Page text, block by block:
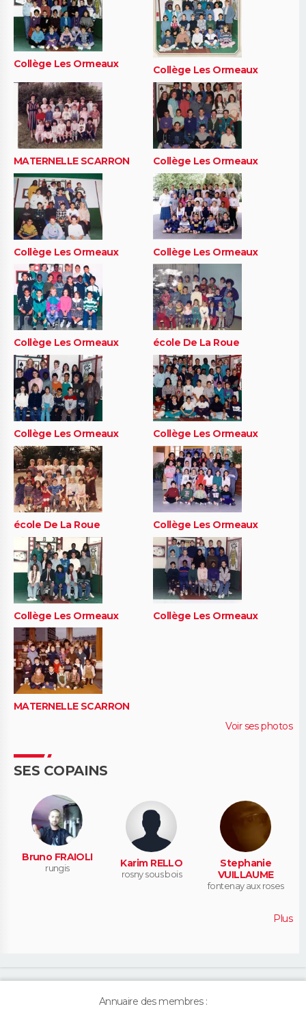
Collège Les Ormeaux Collège Les Ormeaux
MATERNELLE SCARRON Collège Les Ormeaux
Collège Les Ormeaux Collège Les Ormeaux
Collège Les Ormeaux école De La Roue
Collège Les Ormeaux Collège Les Ormeaux
école De La Roue Collège Les Ormeaux
Collège Les Ormeaux Collège Les Ormeaux
MATERNELLE SCARRON
Voir ses photos
SES COPAINS
Bruno FRAIOLI
rungis Karim RELLO
rosny sous bois
Stephanie
VUILLAUME
fontenay aux roses
Plus
Annuaire des membres :